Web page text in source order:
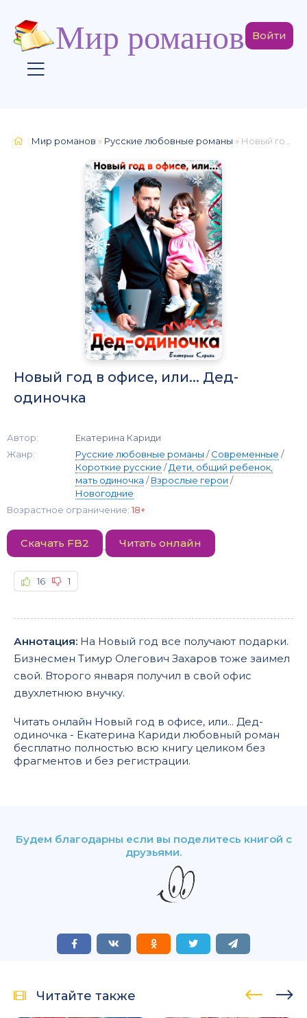
Мир романов Войти
Мир романов » Русские любовные романы » Новый год в офисе, или... Дед-одиночка
Новый год в офисе, или... Дед-
одиночка
Автор:
Екатерина Кариди
Жанр:
Русские любовные романы /Современные /
Короткие русские /Дети, общий ребенок,
мать одиночка /Взрослые герои /
Новогодние
Возрастное ограничение: 18+
Скачать FB2 Читать онлайн
16 1
Аннотация: На Новый год все получают подарки.
Бизнесмен Тимур Олегович Захаров тоже заимел
свой. Второго января получил в свой офис
двухлетнюю внучку.
Читать онлайн Новый год в офисе, или... Дед-
одиночка - Екатерина Кариди любовный роман
бесплатно полностью всю книгу целиком без
фрагментов и без регистрации.
Будем благодарны если вы поделитесь книгой с
друзьями.
Читайте также